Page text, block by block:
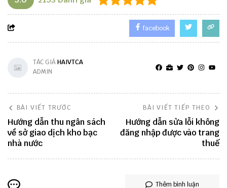
facebook
TÁC GIẢHAIVTCA
ADMIN
BÀI VIẾT TRƯỚC
Hướng dẫn thu ngân sách
về sở giao dịch kho bạc
nhà nước
BÀI VIẾT TIẾP THEO
Hướng dẫn sửa lỗi không
đăng nhập được vào trang
thuế
Thêm bình luận